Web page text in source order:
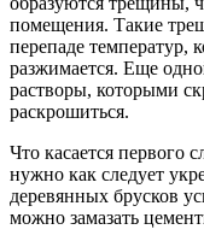
помещения. Такие
перепаде температур,
разжимается. Еще
растворы, которыми
раскрошиться.
Что касается первого
нужно как следует
деревянных брусков
можно замазать